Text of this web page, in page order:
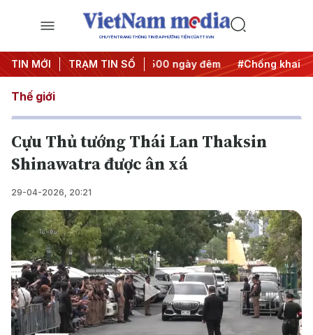
CHUYÊN TRANG THÔNG TIN ĐA PHƯƠNG TIỆN CỦA TTXVN
TIN MỚI TRẠM TIN SỐ
động #Chiến dịch 500 ngày đêm #Chống khai thác IUU
Thế giới
Cựu Thủ tướng Thái Lan Thaksin
Shinawatra được ân xá
29-04-2026, 20:21
Play